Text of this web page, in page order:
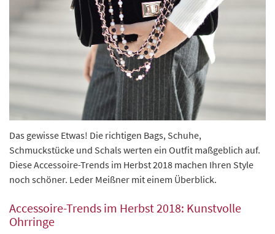
Das gewisse Etwas! Die richtigen Bags, Schuhe,
Schmuckstücke und Schals werten ein Outfit maßgeblich auf.
Diese Accessoire-Trends im Herbst 2018 machen Ihren Style
noch schöner. Leder Meißner mit einem Überblick.
Accessoire-Trends im Herbst 2018: Kunstvolle
Ohrringe